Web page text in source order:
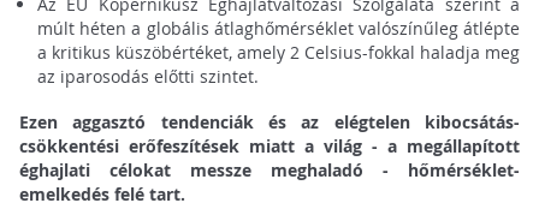
múlt héten a globális átlaghőmérséklet valószínűleg átlépte
a kritikus küszöbértéket, amely 2 Celsius-fokkal haladja meg
az iparosodás előtti szintet.
Ezen aggasztó tendenciák és az elégtelen kibocsátás-
csökkentési erőfeszítések miatt a világ - a megállapított
éghajlati célokat messze meghaladó - hőmérséklet-
emelkedés felé tart.